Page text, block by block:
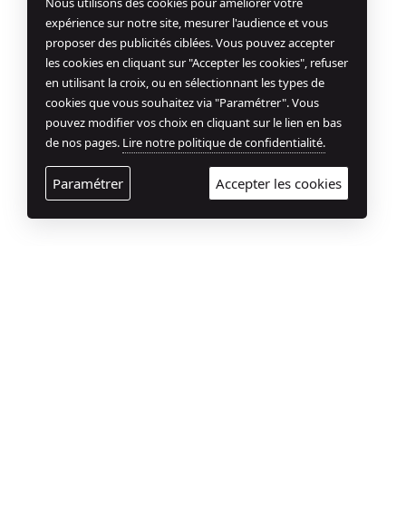
expérience sur notre site, mesurer l'audience et vous
proposer des publicités ciblées. Vous pouvez accepter
les cookies en cliquant sur "Accepter les cookies", refuser
en utilisant la croix, ou en sélectionnant les types de
cookies que vous souhaitez via "Paramétrer". Vous
pouvez modifier vos choix en cliquant sur le lien en bas
de nos pages. Lire notre politique de confidentialité.
Accepter les cookies
Paramétrer